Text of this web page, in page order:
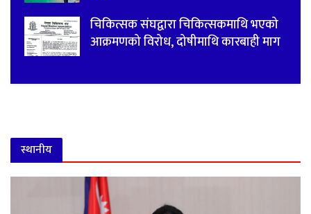
चिकित्सक संघद्वारा चिकित्सकमाथि भएको
आक्रमणको विरोध, दोषीमाथि कारबाही माग
स्थानीय